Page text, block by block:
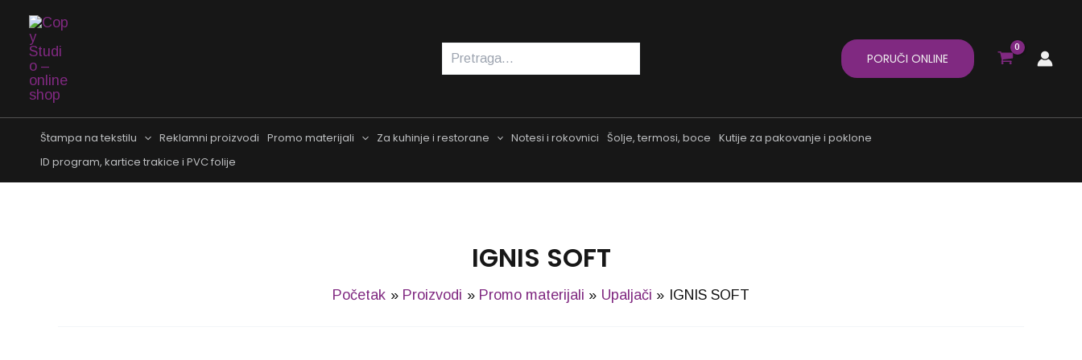
sadržaj
PORUČI ONLINE
Štampa na tekstilu Reklamni proizvodi Promo materijali Za kuhinje i restorane Notesi i rokovnici Šolje, termosi, boce Kutije za pakovanje i poklone
ID program, kartice trakice i PVC folije
IGNIS SOFT
Početak Proizvodi Promo materijali Upaljači IGNIS SOFT